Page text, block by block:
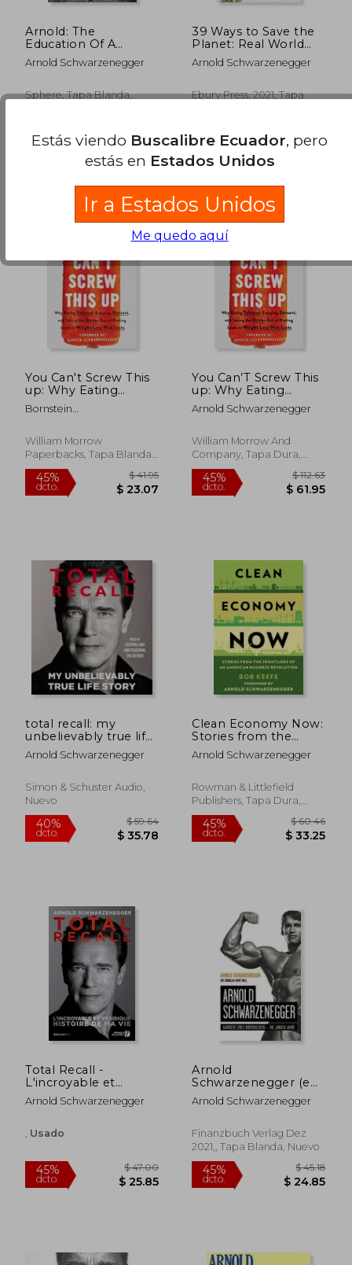
$ 32.51
$ 17.88
40%
Arnold: The
Education Of A
Bodybuilder
Arnold Schwarzenegger
Sphere, Tapa Blanda,
dcto. $ 35.72
39 Ways to Save the
Planet: Real World
Solutions to Climate
Change - And the
Making Them
Arnold Schwarzenegger
Ebury Press, 2021, Tapa
dcto.
You Can't Screw This
up: Why Eating
Takeout, Enjoying
Dessert, and Taking
Dieting Leads to
Weight Loss That
Bornstein
Arnold
William Morrow
Paperbacks, Tapa Blanda,
Nuevo
45%
dcto.
You Can’T Screw This
up: Why Eating
Takeout, Enjoying
Dessert, and Taking
Dieting Leads to
Weight Loss That
Arnold Schwarzenegger
William Morrow And
Company, Tapa Dura,
Usado
45%
dcto.
total recall: my
unbelievably true life
story (en Inglés)
Arnold Schwarzenegger
Simon & Schuster Audio,
Nuevo
Clean Economy Now:
Stories from the
Frontlines of an
American Business
Inglés)
Arnold Schwarzenegger
Rowman & Littlefield
Publishers, Tapa Dura,
Nuevo
Total Recall -
L'incroyable et
Véridique Histoire de
ma vie (en Francés)
Arnold Schwarzenegger
Usado
Arnold
Schwarzenegger (en
Alemán)
Arnold Schwarzenegger
Finanzbuch Verlag Dez
2021,, Tapa Blanda, Nuevo
Estás viendo Buscalibre Ecuador, pero
estás en Estados Unidos
Ir a Estados Unidos
Me quedo aquí